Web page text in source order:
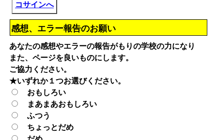
コサインへ
感想、エラー報告のお願い
あなたの感想やエラーの報告がもりの学校の力になり
また、ページを良いものにします。
ご協力ください。
★いずれか１つお選びください。
おもしろい
まあまあおもしろい
ふつう
ちょっとだめ